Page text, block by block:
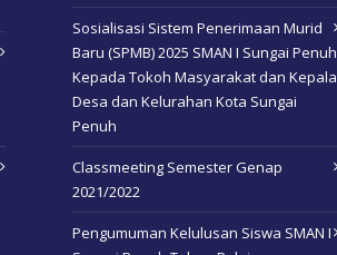
Sosialisasi Sistem Penerimaan Murid
Baru (SPMB) 2025 SMAN I Sungai Penuh
Kepada Tokoh Masyarakat dan Kepala
Desa dan Kelurahan Kota Sungai
Penuh
Classmeeting Semester Genap
2021/2022
Pengumuman Kelulusan Siswa SMAN I